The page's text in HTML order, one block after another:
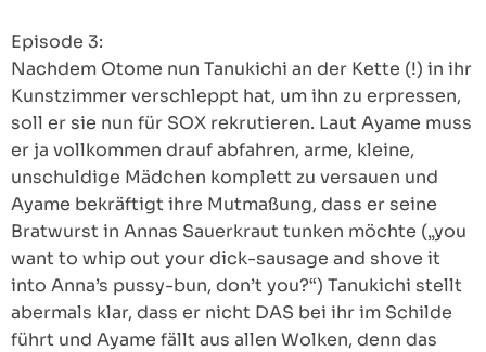
Episode 3:
Nachdem Otome nun Tanukichi an der Kette (!) in ihr
Kunstzimmer verschleppt hat, um ihn zu erpressen,
soll er sie nun für SOX rekrutieren. Laut Ayame muss
er ja vollkommen drauf abfahren, arme, kleine,
unschuldige Mädchen komplett zu versauen und
Ayame bekräftigt ihre Mutmaßung, dass er seine
Bratwurst in Annas Sauerkraut tunken möchte („you
want to whip out your dick-sausage and shove it
into Anna’s pussy-bun, don’t you?“) Tanukichi stellt
abermals klar, dass er nicht DAS bei ihr im Schilde
führt und Ayame fällt aus allen Wolken, denn das